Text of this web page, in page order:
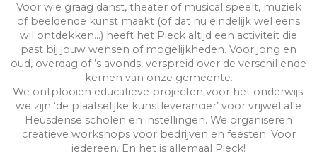
Voor wie graag danst, theater of musical speelt, muziek
of beeldende kunst maakt (of dat nu eindelijk wel eens
wil ontdekken…) heeft het Pieck altijd een activiteit die
past bij jouw wensen of mogelijkheden. Voor jong en
oud, overdag of ’s avonds, verspreid over de verschillende
kernen van onze gemeente.
We ontplooien educatieve projecten voor het onderwijs;
we zijn ‘de plaatselijke kunstleverancier’ voor vrijwel alle
Heusdense scholen en instellingen. We organiseren
creatieve workshops voor bedrijven en feesten. Voor
iedereen. En het is allemaal Pieck!